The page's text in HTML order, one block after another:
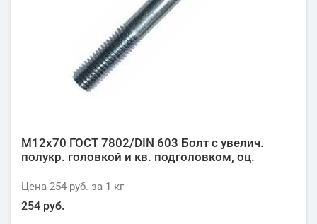
М12х70 ГОСТ 7802/DIN 603 Болт с увелич.
полукр. головкой и кв. подголовком, оц.
Цена 254 руб. за 1 кг
254 руб.